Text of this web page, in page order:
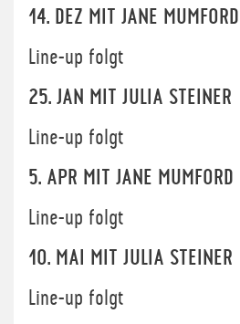
14. DEZ MIT JANE MUMFORD
Line-up folgt
25. JAN MIT JULIA STEINER
Line-up folgt
5. APR MIT JANE MUMFORD
Line-up folgt
10. MAI MIT JULIA STEINER
Line-up folgt